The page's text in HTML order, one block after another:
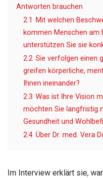
Antworten brauchen
2.1
Mit welchen
kommen Menschen am
unterstützen Sie sie
2.2 Sie verfolgen einen
greifen körperliche,
Ihnen ineinander?
2.3 Was ist Ihre Vision
möchten Sie langfristig
Gesundheit und
2.4 Über Dr. med. Vera
Im Interview erklärt sie,